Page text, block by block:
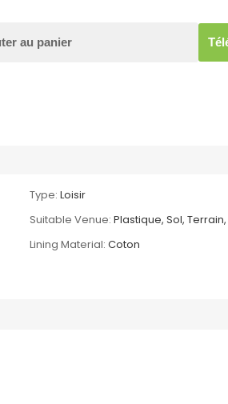
au panier
Type: Loisir
Suitable Venue: Plastique, Sol,
Lining Material: Coton